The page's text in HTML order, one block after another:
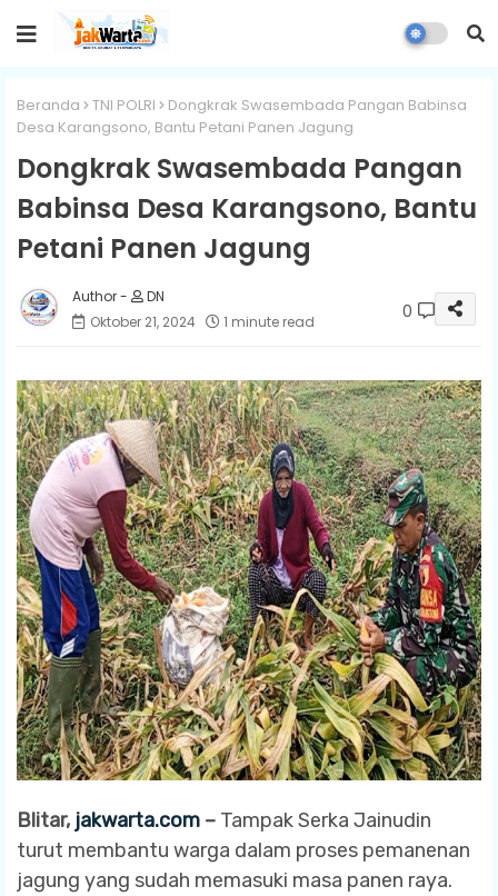
Beranda TNI POLRI
Dongkrak Swasembada Pangan Babinsa
Desa Karangsono, Bantu Petani Panen Jagung
Dongkrak Swasembada Pangan
Babinsa Desa Karangsono, Bantu
Petani Panen Jagung
DN
Oktober 21, 2024
1 minute read 0
Blitar, jakwarta.com – Tampak Serka Jainudin
turut membantu warga dalam proses pemanenan
jagung yang sudah memasuki masa panen raya.